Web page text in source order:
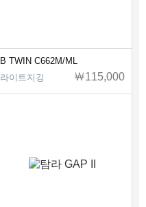
B TWIN C662M/ML
라이트지깅
￦115,000